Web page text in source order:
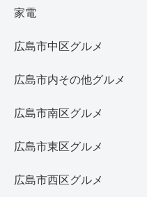
家電
広島市中区グルメ
広島市内その他グルメ
広島市南区グルメ
広島市東区グルメ
広島市西区グルメ